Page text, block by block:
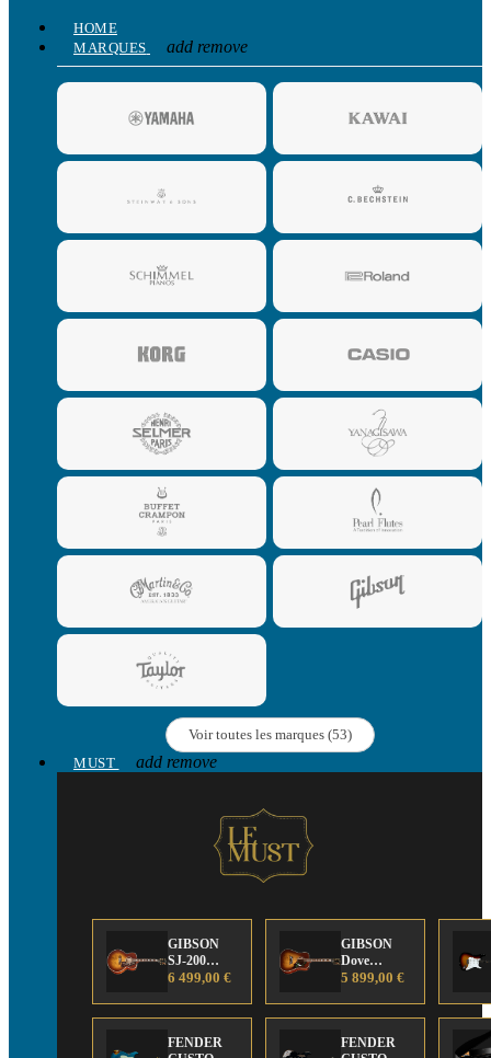
HOME
MARQUES
add remove
Voir toutes les marques (53)
MUST
add remove
GIBSON
SJ-200
Anniversary
Edition
6 499,00 €
GIBSON
Dove
Anniversary
Edition
5 899,00 €
FENDER
FENDER